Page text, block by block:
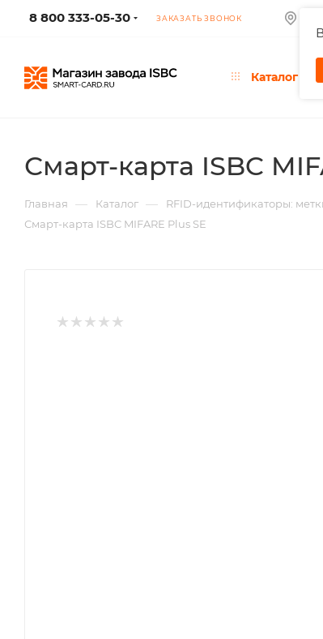
8 800 333-05-30 ЗАКАЗАТЬ ЗВОНОК
Каталог
Смарт-карта ISBC
Главная — Каталог — RFID-идентификаторы:
Смарт-карта ISBC MIFARE Plus SE